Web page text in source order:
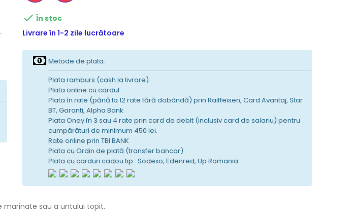
 În stoc
Livrare în 1-2 zile lucrătoare
Metode de plata:
Plata ramburs (cash la livrare)
Plata online cu cardul
Plata în rate (pănă la 12 rate fără dobândă) prin Raiffeisen, Card Avantaj, Star
BT, Garanti, Alpha Bank
Plata Oney în 3 sau 4 rate prin card de debit (inclusiv card de salariu) pentru
cumpărături de minimum 450 lei.
Rate online prin TBI BANK
Plata cu Ordin de plată (transfer bancar)
Plata cu carduri cadou tip : Sodexo, Edenred, Up Romania
marinate sau a untului topit.